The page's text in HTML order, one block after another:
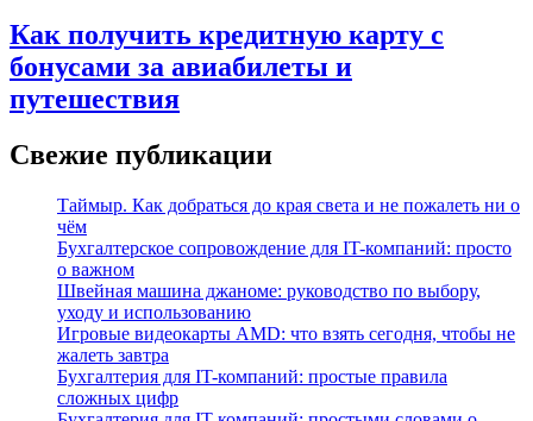
Как получить кредитную карту с
бонусами за авиабилеты и
путешествия
Свежие публикации
Таймыр. Как добраться до края света и не пожалеть ни о
чём
Бухгалтерское сопровождение для IT-компаний: просто
о важном
Швейная машина джаноме: руководство по выбору,
уходу и использованию
Игровые видеокарты AMD: что взять сегодня, чтобы не
жалеть завтра
Бухгалтерия для IT-компаний: простые правила
сложных цифр